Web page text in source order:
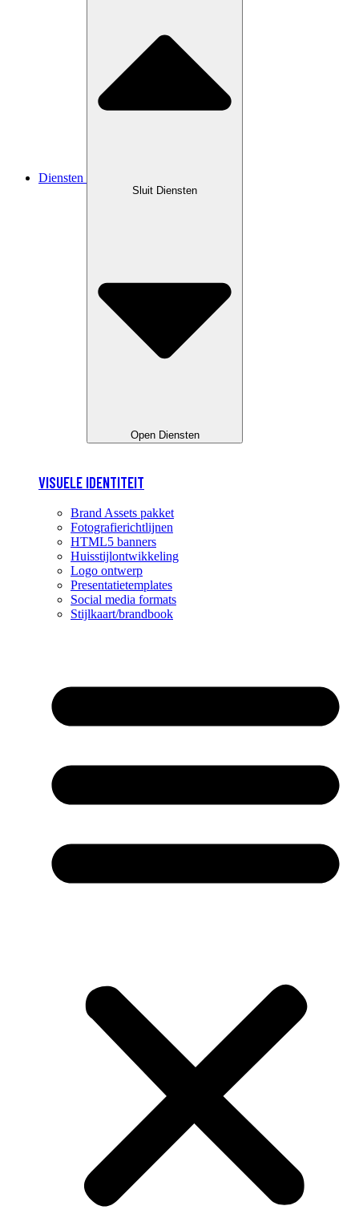
Diensten
Sluit Diensten
Open Diensten
VISUELE IDENTITEIT
Brand Assets pakket
Fotografierichtlijnen
HTML5 banners
Huisstijlontwikkeling
Logo ontwerp
Presentatietemplates
Social media formats
Stijlkaart/brandbook